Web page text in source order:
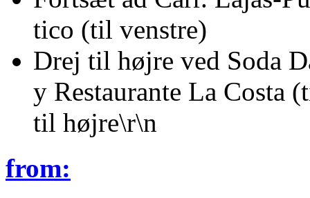
tico (til venstre)
Drej til højre ved Soda
y Restaurante La Costa
til højre\r\n
from: